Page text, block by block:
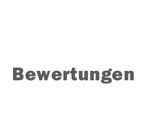
Bewertungen